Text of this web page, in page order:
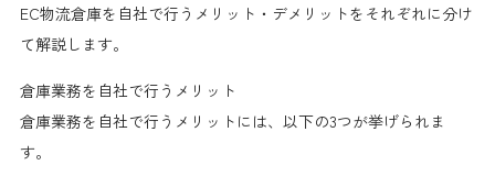
EC物流倉庫を自社で行うメリット・デメリットをそれぞれに分け
て解説します。
倉庫業務を自社で行うメリット
倉庫業務を自社で行うメリットには、以下の3つが挙げられま
す。